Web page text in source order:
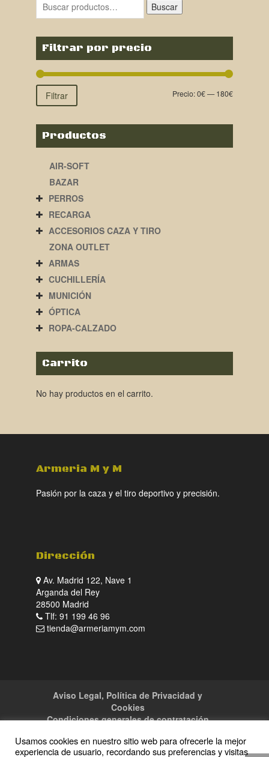
Buscar
Filtrar por precio
Filtrar Precio:0€—180€
Productos
AIR-SOFT
BAZAR
PERROS
RECARGA
ACCESORIOS CAZA Y TIRO
ZONA OUTLET
ARMAS
CUCHILLERÍA
MUNICIÓN
ÓPTICA
ROPA-CALZADO
Carrito
No hay productos en el carrito.
Armeria M y M
Pasión por la caza y el tiro deportivo y precisión.
Dirección
Av. Madrid 122, Nave 1
Arganda del Rey
28500 Madrid
Tlf: 91 199 46 96
tienda@armeriamym.com
Aviso Legal, Política de Privacidad y
Cookies
Condiciones generales de contratación
Usamos cookies en nuestro sitio web para ofrecerle la mejor
experiencia de usuario, recordando sus preferencias y visitas